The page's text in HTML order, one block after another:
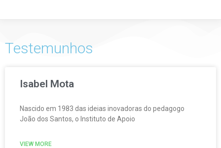
Testemunhos
Isabel Mota
Nascido em 1983 das ideias inovadoras do pedagogo
João dos Santos, o Instituto de Apoio
VIEW MORE